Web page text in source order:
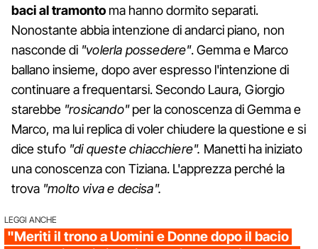
baci al tramonto ma hanno dormito separati.
Nonostante abbia intenzione di andarci piano, non
nasconde di "volerla possedere". Gemma e Marco
ballano insieme, dopo aver espresso l'intenzione di
continuare a frequentarsi. Secondo Laura, Giorgio
starebbe "rosicando"per la conoscenza di Gemma e
Marco, ma lui replica di voler chiudere la questione e si
dice stufo "di queste chiacchiere". Manetti ha iniziato
una conoscenza con Tiziana. L'apprezza perché la
trova "molto viva e decisa".
LEGGI ANCHE
"Meriti il trono a Uomini e Donne dopo il bacio